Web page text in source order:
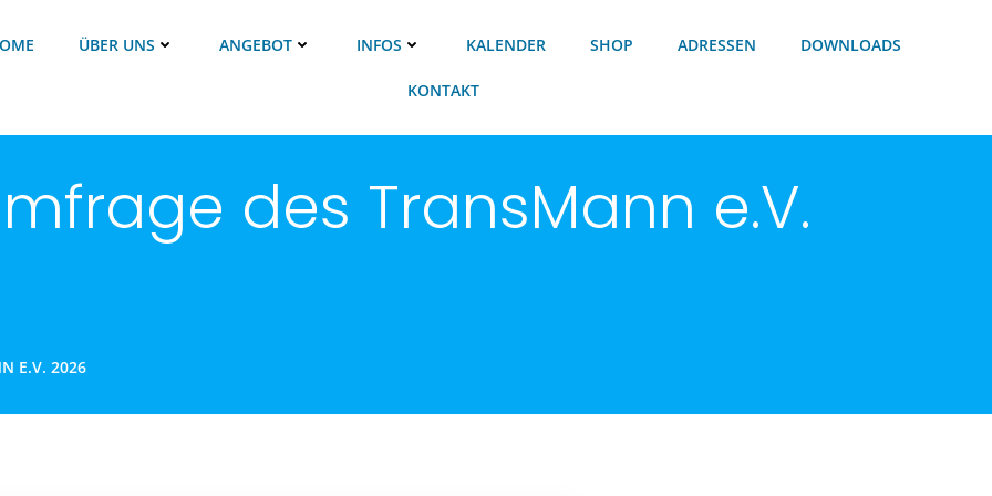
ÜBER UNS ANGEBOT INFOS KALENDER SHOP ADRESSEN DOWNLOADS
KONTAKT
des TransMann e.V.
E.V. 2026